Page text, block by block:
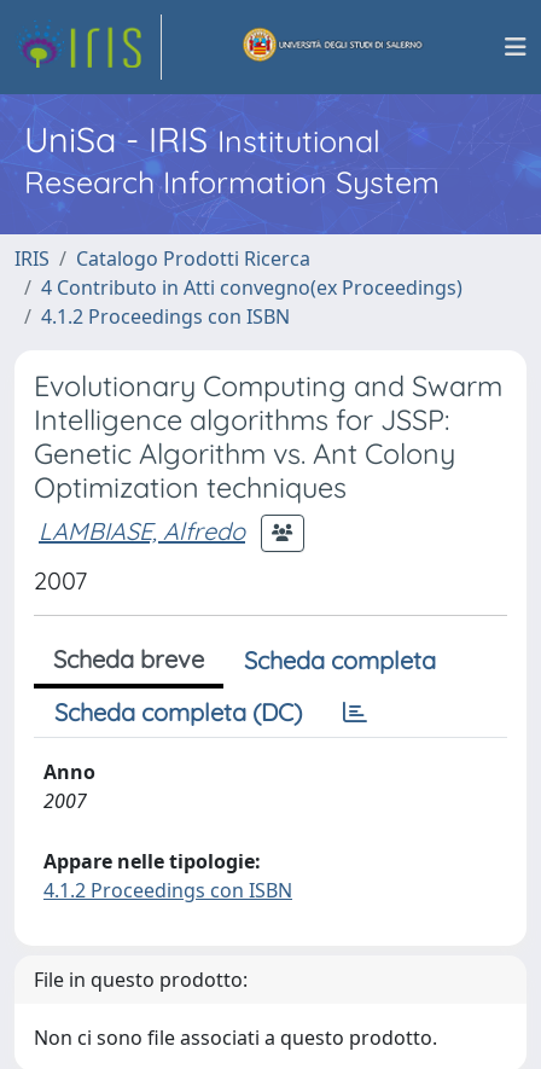
UniSa - IRISInstitutional
Research Information System
IRIS
Catalogo Prodotti Ricerca
4 Contributo in Atti convegno(ex Proceedings)
4.1.2 Proceedings con ISBN
Evolutionary Computing and Swarm
Intelligence algorithms for JSSP:
Genetic Algorithm vs. Ant Colony
Optimization techniques
LAMBIASE, Alfredo
2007
Scheda breve
Scheda completa
Scheda completa (DC)
Anno
2007
Appare nelle tipologie:
4.1.2 Proceedings con ISBN
File in questo prodotto:
Non ci sono file associati a questo prodotto.